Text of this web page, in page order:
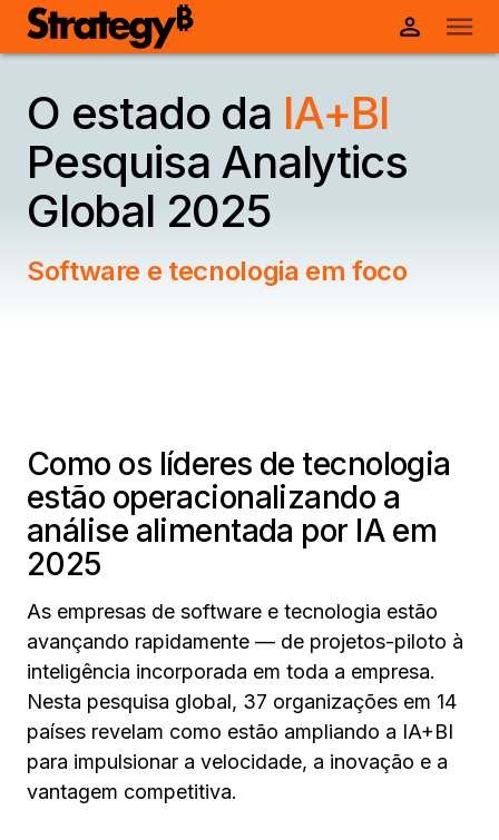
O estado da IA+BI
Pesquisa Analytics
Global 2025
Software e tecnologia em foco
Como os líderes de tecnologia
estão operacionalizando a
análise alimentada por IA em
2025
As empresas de software e tecnologia estão
avançando rapidamente — de projetos-piloto à
inteligência incorporada em toda a empresa.
Nesta pesquisa global, 37 organizações em 14
países revelam como estão ampliando a IA+BI
para impulsionar a velocidade, a inovação e a
vantagem competitiva.